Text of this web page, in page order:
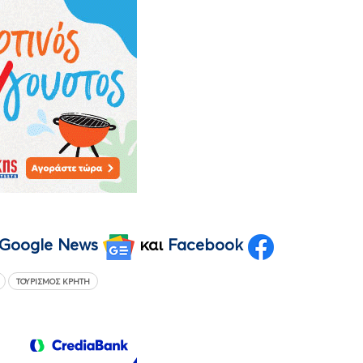
News και Facebook
ΤΟΥΡΙΣΜΌΣ ΚΡΉΤΗ